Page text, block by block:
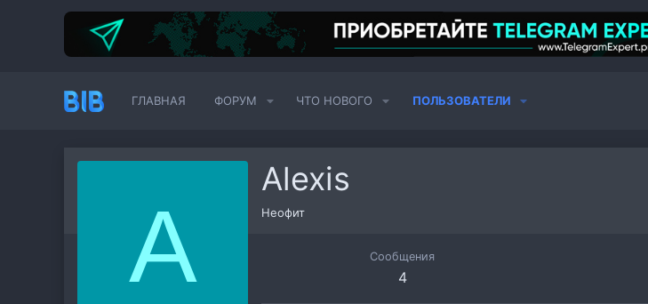
ГЛАВНАЯ ФОРУМ ЧТО НОВОГО ПОЛЬЗОВАТЕЛИ
A
Alexis
Неофит
Сообщения
4